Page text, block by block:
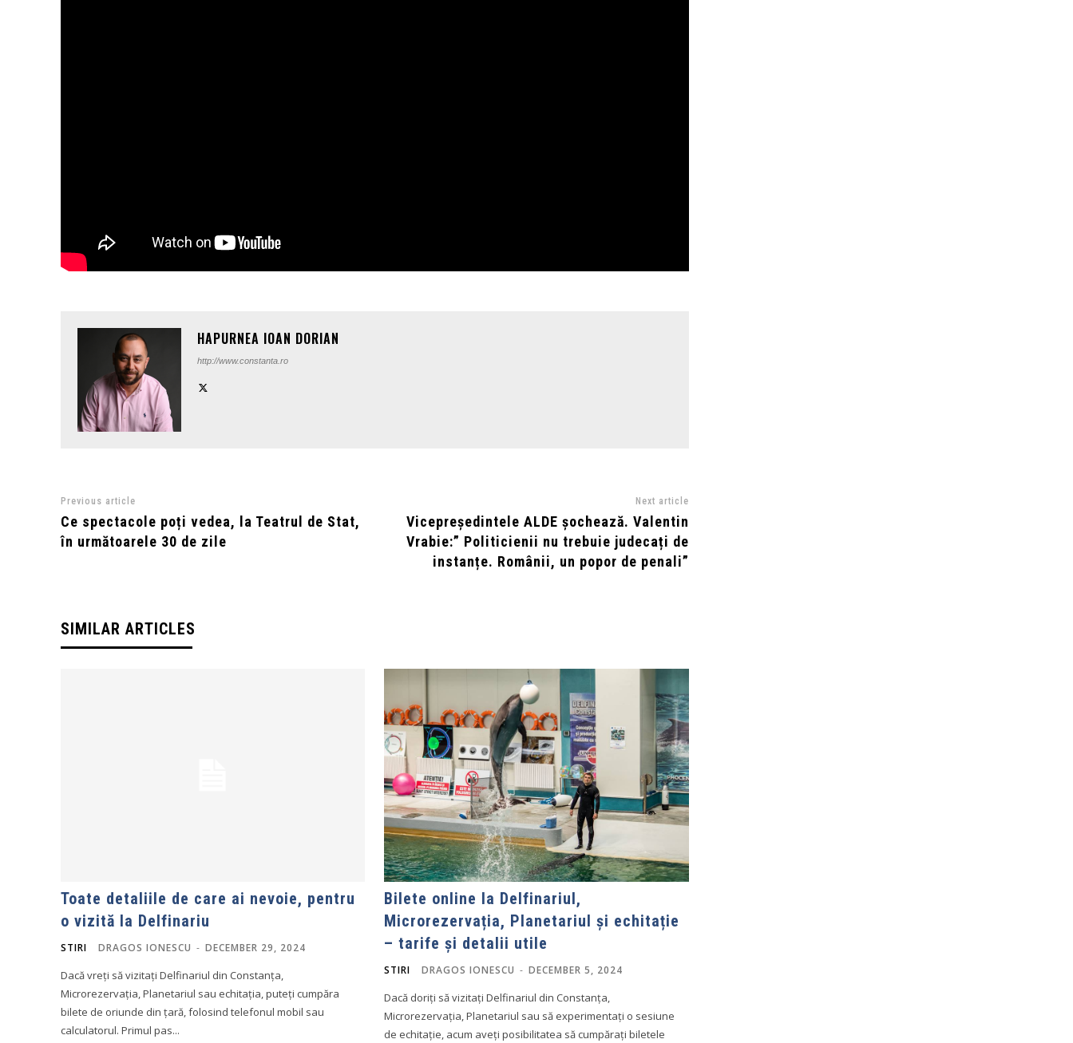
HAPURNEA IOAN DORIAN
http://www.constanta.ro
Previous article
Ce spectacole poți vedea, la Teatrul de Stat,
în următoarele 30 de zile
Next article
Vicepreședintele ALDE șochează. Valentin
Vrabie:” Politicienii nu trebuie judecați de
instanțe. Românii, un popor de penali”
SIMILAR ARTICLES
Toate detaliile de care ai nevoie, pentru
o vizită la Delfinariu
STIRI DRAGOS IONESCU - DECEMBER 29, 2024
Dacă vreți să vizitați Delfinariul din Constanța,
Microrezervația, Planetariul sau echitația, puteți cumpăra
bilete de oriunde din țară, folosind telefonul mobil sau
calculatorul. Primul pas...
Bilete online la Delfinariul,
Microrezervația, Planetariul și echitație
– tarife și detalii utile
STIRI DRAGOS IONESCU - DECEMBER 5, 2024
Dacă doriți să vizitați Delfinariul din Constanța,
Microrezervația, Planetariul sau să experimentați o sesiune
de echitație, acum aveți posibilitatea să cumpărați biletele